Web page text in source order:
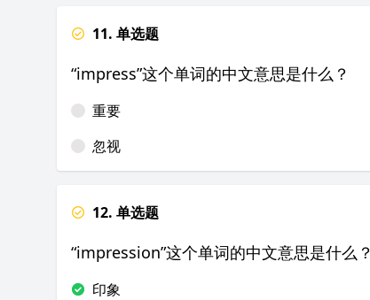
11. 单选题
“impress”这个单词的中文意思是什么？
重要
忽视
12. 单选题
“impression”这个单词的中文意思是什么？
印象